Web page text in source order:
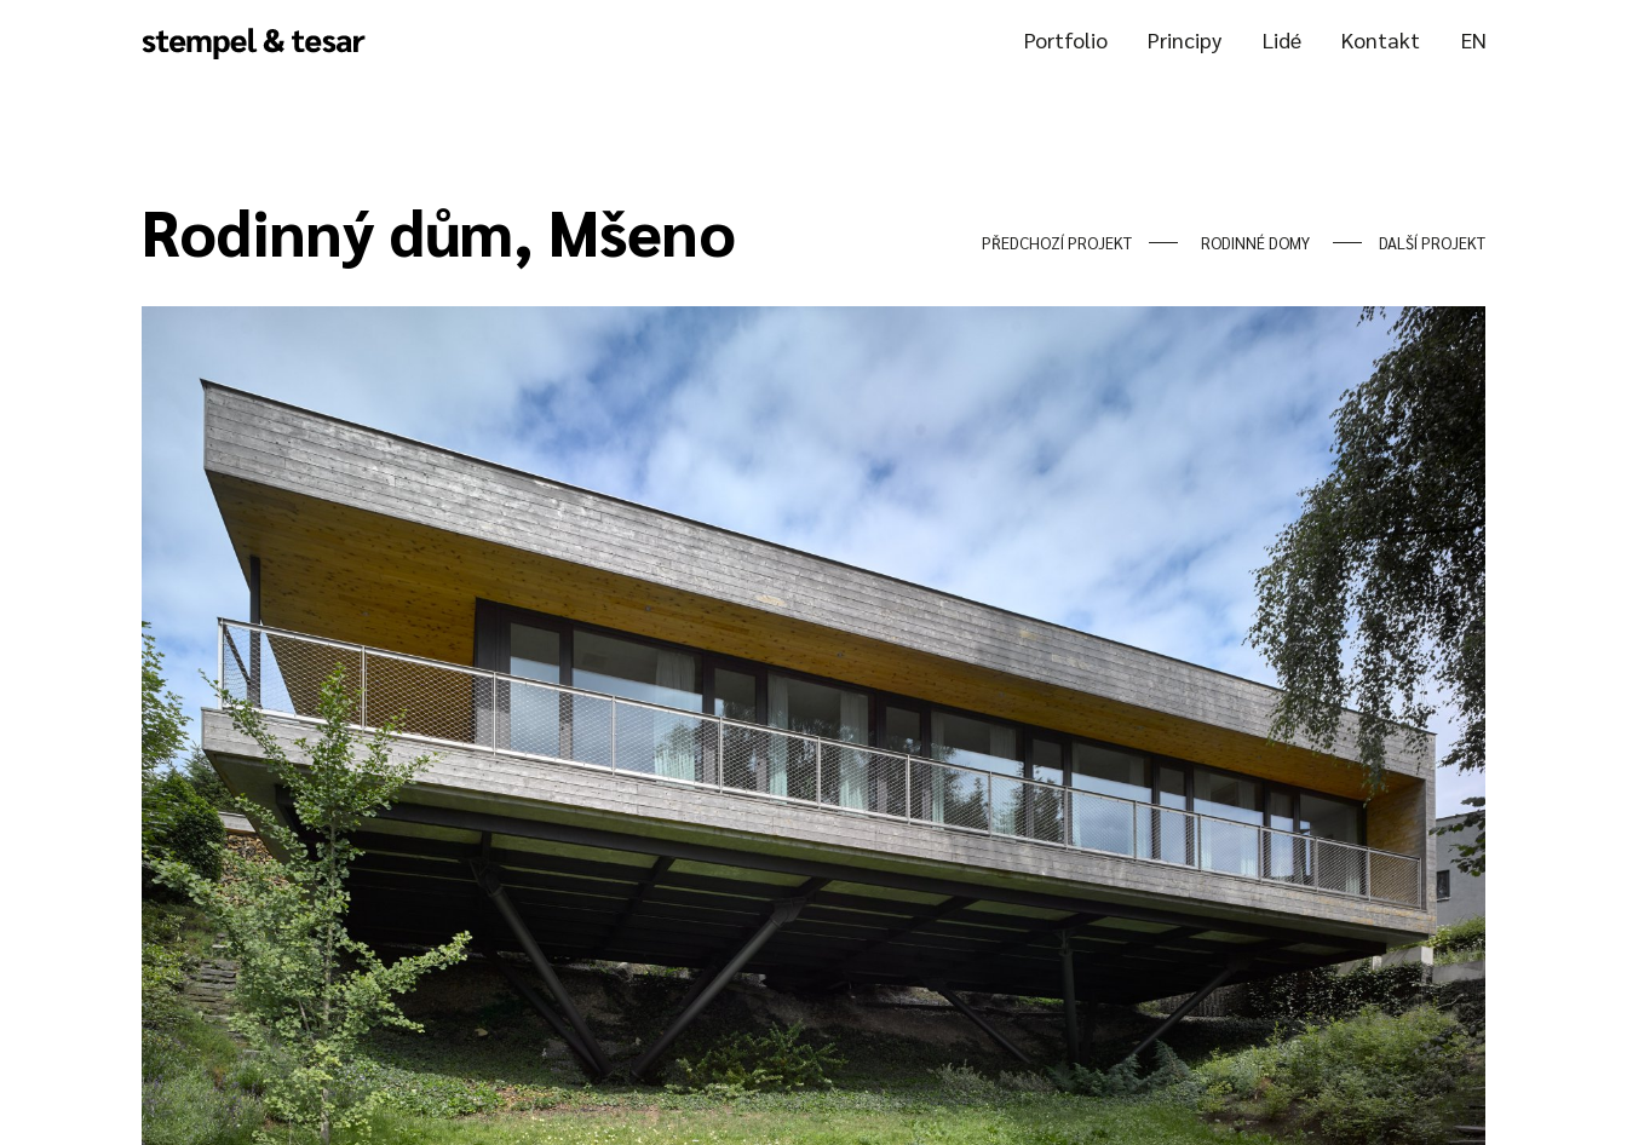
Portfolio Principy Lidé Kontakt EN
Rodinný dům, Mšeno PŘEDCHOZÍ PROJEKT RODINNÉ DOMY DALŠÍ PROJEKT